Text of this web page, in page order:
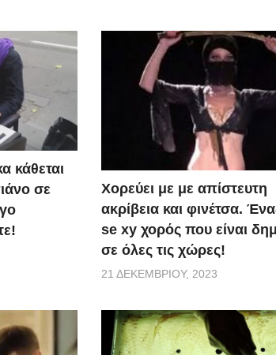
κάθεται
σε
Χορεύει με με απίστευτη
ακρίβεια και φινέτσα.
se xy χορός που είναι
σε όλες τις χώρες!
21 ΔΕΚΕΜΒΡΊΟΥ, 2023